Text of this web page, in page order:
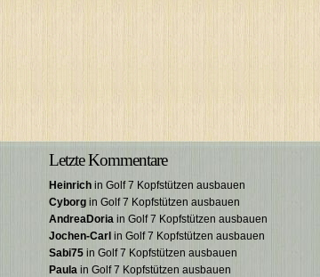
Letzte Kommentare
Heinrich in Golf 7 Kopfstützen ausbauen
Cyborg in Golf 7 Kopfstützen ausbauen
AndreaDoria in Golf 7 Kopfstützen ausbauen
Jochen-Carl in Golf 7 Kopfstützen ausbauen
Sabi75 in Golf 7 Kopfstützen ausbauen
Paula in Golf 7 Kopfstützen ausbauen